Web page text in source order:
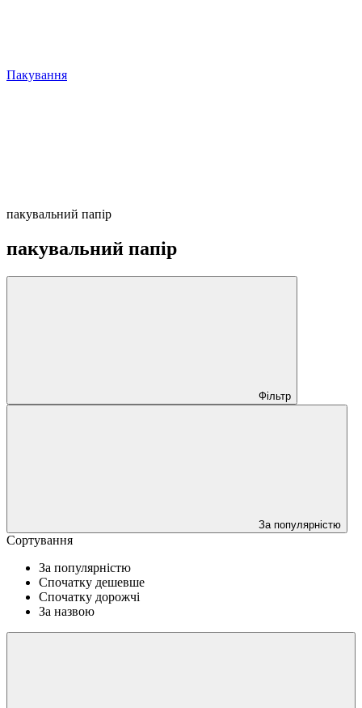
Пакування
пакувальний папір
пакувальний папір
Фільтр
За популярністю
Сортування
За популярністю
Спочатку дешевше
Спочатку дорожчі
За назвою